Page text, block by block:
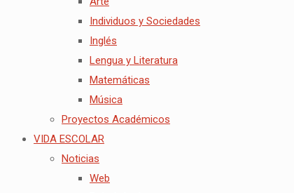
Individuos y Sociedades
Inglés
Lengua y Literatura
Matemáticas
Música
Proyectos Académicos
VIDA ESCOLAR
Noticias
Web